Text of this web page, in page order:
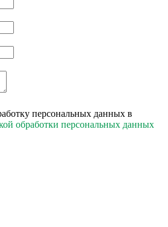
персональных данных в
обработки персональных данных